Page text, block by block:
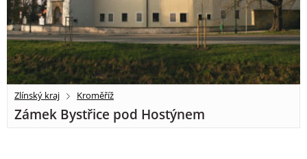
Zlínský kraj Kroměříž
Zámek Bystřice pod Hostýnem